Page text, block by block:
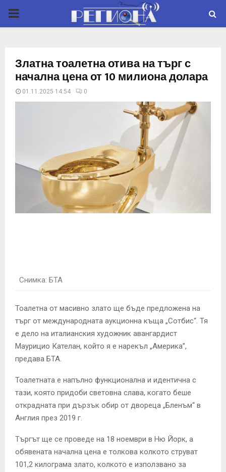
P
M
Златна тоалетна отива на търг с
начална цена от 10 милиона долара
01.11.2025 14:54 0
Снимка: БТА
Тоалетна от масивно злато ще бъде предложена на
търг от международната аукционна къща „Сотбис“. Тя
е дело на италианския художник авангардист
Маурицио Кателан, който я е нарекъл „Америка”,
предава БТА.
Тоалетната е напълно функционална и идентична с
тази, която придоби световна слава, когато беше
открадната при дързък обир от двореца „Бленъм“ в
Англия през 2019 г.
Търгът ще се проведе на 18 ноември в Ню Йорк, а
обявената начална цена е толкова колкото струват
101,2 килограма злато, колкото е използвано за